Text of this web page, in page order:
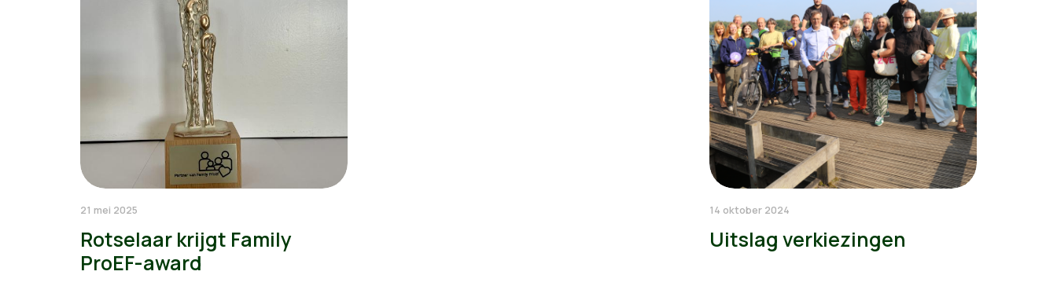
21 mei 2025
Rotselaar krijgt Family
ProEF-award
14 oktober 2024
Uitslag verkiezingen